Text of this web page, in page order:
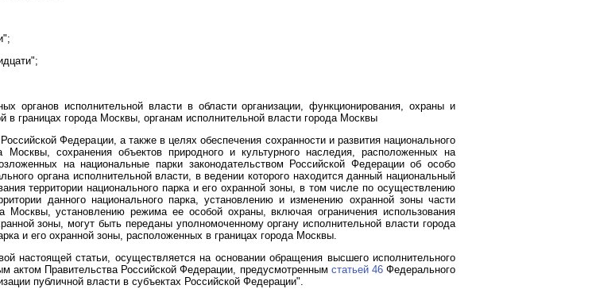
органов исполнительной власти в области организации, функционирования, охраны и
в границах города Москвы, органам исполнительной власти города Москвы
Федерации, а также в целях обеспечения сохранности и развития национального
Москвы, сохранения объектов природного и культурного наследия, расположенных на
на национальные парки законодательством Российской Федерации об особо
органа исполнительной власти, в ведении которого находится данный национальный
территории национального парка и его охранной зоны, в том числе по осуществлению
данного национального парка, установлению и изменению охранной зоны части
Москвы, установлению режима ее особой охраны, включая ограничения использования
зоны, могут быть переданы уполномоченному органу исполнительной власти города
и его охранной зоны, расположенных в границах города Москвы.
настоящей статьи, осуществляется на основании обращения высшего исполнительного
актом Правительства Российской Федерации, предусмотренным статьей 46Федерального
публичной власти в субъектах Российской Федерации".